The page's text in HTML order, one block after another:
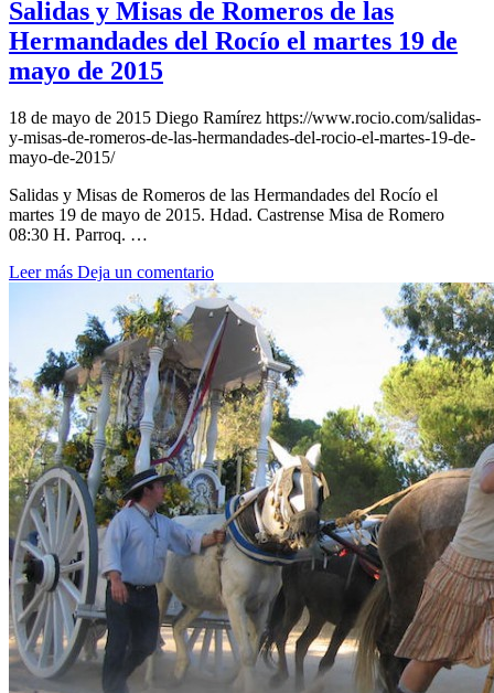
Salidas y Misas de Romeros de las
Hermandades del Rocío el martes 19 de
mayo de 2015
18 de mayo de 2015 Diego Ramírez https://www.rocio.com/salidas-
y-misas-de-romeros-de-las-hermandades-del-rocio-el-martes-19-de-
mayo-de-2015/
Salidas y Misas de Romeros de las Hermandades del Rocío el
martes 19 de mayo de 2015. Hdad. Castrense Misa de Romero
08:30 H. Parroq. …
Leer más Deja un comentario